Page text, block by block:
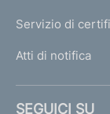
Servizio di
Atti di notifica
SEGUICI SU